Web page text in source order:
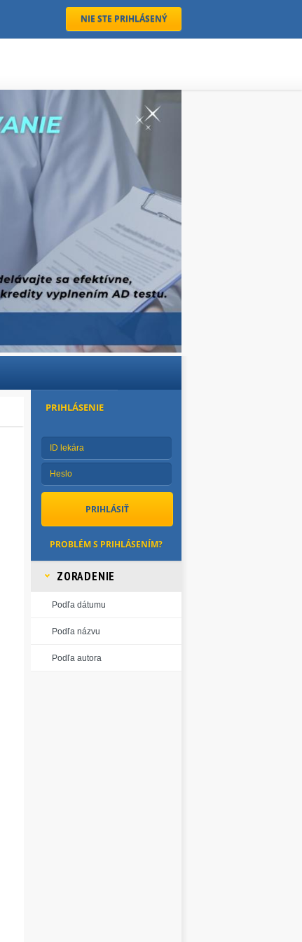
NIE STE PRIHLÁSENÝ
PRIHLÁSENIE
PROBLÉM S PRIHLÁSENÍM?
ZORADENIE
Podľa dátumu
Podľa názvu
Podľa autora